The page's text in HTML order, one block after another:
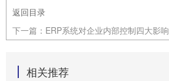
返回目录
下一篇： ERP系统对企业内部控制四大影响
相关推荐